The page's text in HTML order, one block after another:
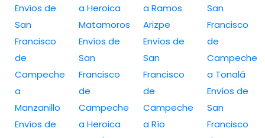
Envíos de
San
Francisco
de
Campeche
a
Manzanillo
Envíos de
a Heroica
Matamoros
Envíos de
San
Francisco
de
Campeche
a Heroica
a Ramos
Arizpe
Envíos de
San
Francisco
de
Campeche
a Río
San
Francisco
de
Campeche
a Tonalá
Envíos de
San
Francisco